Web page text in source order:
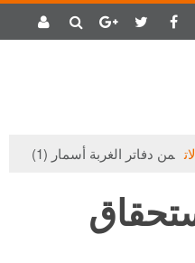
من دفاتر الغربة أسمار (1)